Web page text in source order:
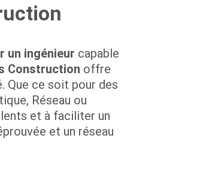
un ingénieur capable
Construction offre
Que ce soit pour des
Réseau ou
et à faciliter un
et un réseau